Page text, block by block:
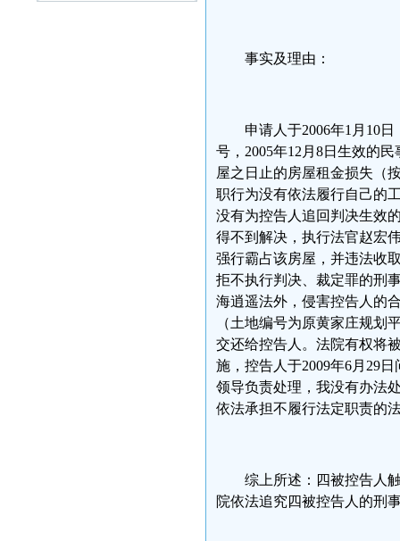
事实及理由：
申请人于2006年1月10
号，2005年12月8日生效的
屋之日止的房屋租金损失（
职行为没有依法履行自己的
没有为控告人追回判决生效
得不到解决，执行法官赵宏
强行霸占该房屋，并违法收
拒不执行判决、裁定罪的刑
海逍遥法外，侵害控告人的
（土地编号为原黄家庄规划
交还给控告人。法院有权将
施，控告人于2009年6月29
领导负责处理，我没有办法
依法承担不履行法定职责的
综上所述：四被控告人
院依法追究四被控告人的刑